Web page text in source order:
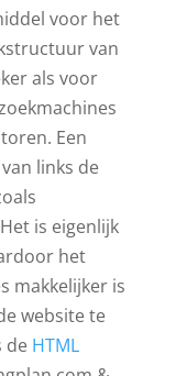
voor het
van
als voor
Een
links de
is eigenlijk
het
makkelijker is
website te
de HTML